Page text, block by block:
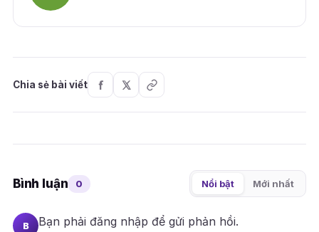
Chia sẻ bài viết
Bình luận 0 Nổi bật Mới nhất
B Bạn phải đăng nhập để gửi phản hồi.